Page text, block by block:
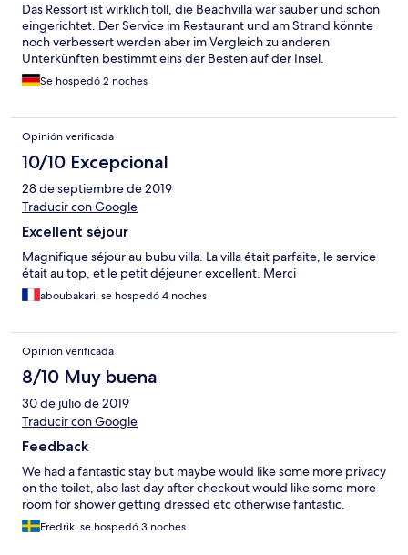
Das Ressort ist wirklich toll, die Beachvilla war sauber und schön
eingerichtet. Der Service im Restaurant und am Strand könnte
noch verbessert werden aber im Vergleich zu anderen
Unterkünften bestimmt eins der Besten auf der Insel.
Se hospedó 2 noches
Opinión verificada
10/10 Excepcional
28 de septiembre de 2019
Traducir con Google
Excellent séjour
Magnifique séjour au bubu villa. La villa était parfaite, le service
était au top, et le petit déjeuner excellent. Merci
aboubakari, se hospedó 4 noches
Opinión verificada
8/10 Muy buena
30 de julio de 2019
Traducir con Google
Feedback
We had a fantastic stay but maybe would like some more privacy
on the toilet, also last day after checkout would like some more
room for shower getting dressed etc otherwise fantastic.
Fredrik, se hospedó 3 noches